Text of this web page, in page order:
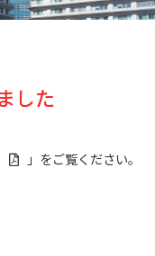
した
」をご覧ください。